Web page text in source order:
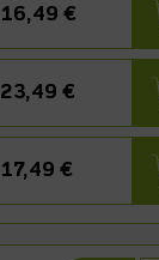
16,49 €
23,49 €
17,49 €